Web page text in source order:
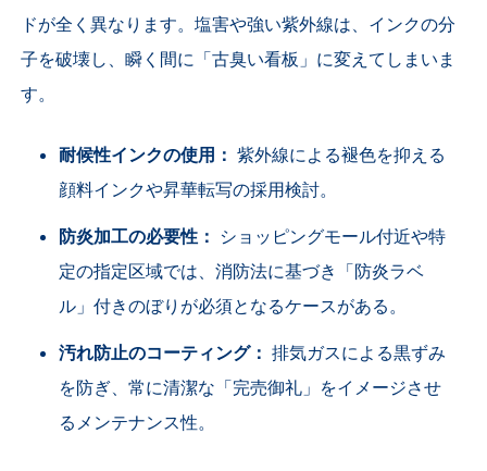
ドが全く異なります。塩害や強い紫外線は、インクの分
子を破壊し、瞬く間に「古臭い看板」に変えてしまいま
す。
耐候性インクの使用： 紫外線による褪色を抑える
顔料インクや昇華転写の採用検討。
防炎加工の必要性： ショッピングモール付近や特
定の指定区域では、消防法に基づき「防炎ラベ
ル」付きのぼりが必須となるケースがある。
汚れ防止のコーティング： 排気ガスによる黒ずみ
を防ぎ、常に清潔な「完売御礼」をイメージさせ
るメンテナンス性。